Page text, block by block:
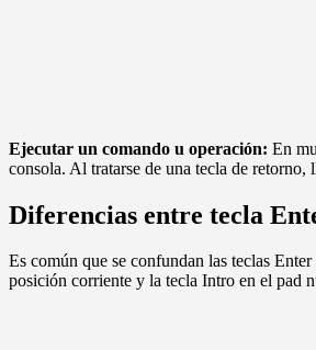
Ejecutar un comando u operación: En
consola. Al tratarse de una tecla de
Diferencias entre tecla
Es común que se confundan las teclas
posición corriente y la tecla Intro en el pad